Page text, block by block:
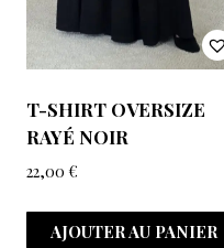
T-SHIRT OVERSIZE
RAYÉ NOIR
22,00 €
AJOUTER AU PANIER